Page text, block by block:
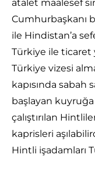
atalet maalesef
Cumhurbaşkanı
ile Hindistan’a
Türkiye ile ticaret
Türkiye vizesi
kapısında sabah
başlayan
çalıştırılan
kaprisleri
Hintli işadamları